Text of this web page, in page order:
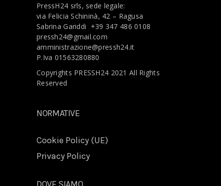
PressH24 srls, sede legale:
via Felicia Schininà, 42 – Ragusa
Sabrina Gariddi +39 347 486 0108
pressh24@gmail.com
amministrazione@pressh24.it
P.Iva 01563280880
Copyrights PRESSH24 2021 All Rights
Reserved
NORMATIVE
Cookie Policy (UE)
Privacy Policy
DOVE SIAMO